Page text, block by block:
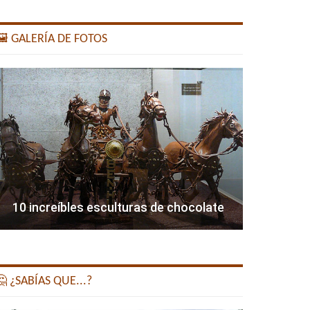
GALERÍA DE FOTOS
10 increíbles esculturas de chocolate
¿SABÍAS QUE...?